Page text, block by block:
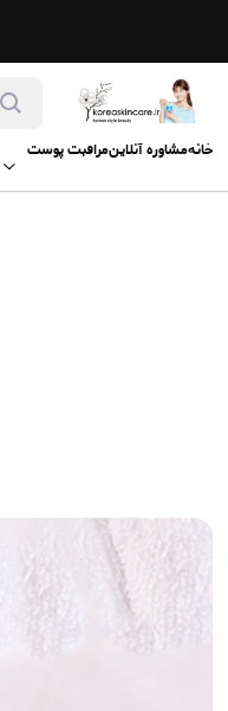
خانهمشاوره آنلاینمراقبت پوست